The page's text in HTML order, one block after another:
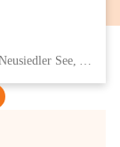
Eisenstädter Straße 18, 7091 Breitenbrunn am Neusiedler See, AUT